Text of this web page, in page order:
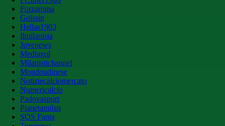
Forzaroma
Golssip
Hellas1903
Ilmilanista
Juvenews
Mediagol
Milanistichannel
Mondoudinese
Notiziecalciomercato
Numericalcio
Padovasport
Pianetamilan
SOS Fanta